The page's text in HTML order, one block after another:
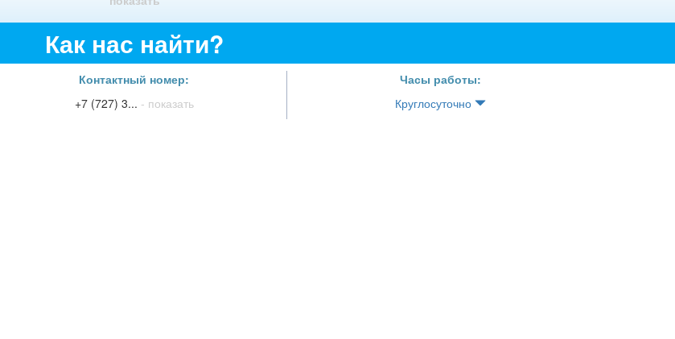
Как нас найти?
Контактный номер:
+7 (727) 3... - показать
Часы работы:
Круглосуточно